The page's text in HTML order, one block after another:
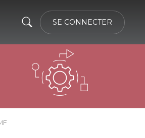
SE CONNECTER